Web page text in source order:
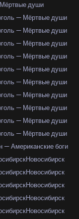
души
— Мёртвые души
— Мёртвые души
— Мёртвые души
— Мёртвые души
— Мёртвые души
— Мёртвые души
— Мёртвые души
— Мёртвые души
— Мёртвые души
— Мёртвые души
— Американские боги
Новосибирск
Новосибирск
Новосибирск
Новосибирск
Новосибирск